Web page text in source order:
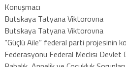
Konuşmacı
Butskaya Tatyana Viktorovna
Butskaya Tatyana Viktorovna
“Güçlü Aile” federal parti projesinin
Federasyonu Federal Meclisi Devlet